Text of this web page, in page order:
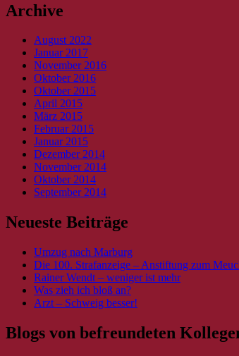
Archive
August 2022
Januar 2017
November 2016
Oktober 2016
Oktober 2015
April 2015
März 2015
Februar 2015
Januar 2015
Dezember 2014
November 2014
Oktober 2014
September 2014
Neueste Beiträge
Umzug nach Marburg
Die 100. Strafanzeige – Anstiftung zum
Rainer Wendt – weniger ist mehr
Was zieh ich bloß an?
Arzt – Schweig besser!
Blogs von befreundeten